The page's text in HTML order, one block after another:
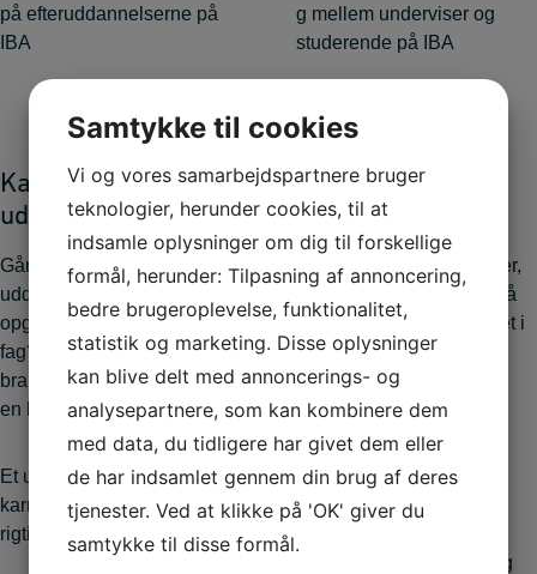
Karrieremøde &
uddannelsesplan
Går du med drømme om
uddannelse eller
opgradering inden for dit
fag? Eller har du lyst til et
brancheskifte, jobskifte eller
en helt ny karriere?
Et uforpligtende
karrieremøde kan være det
rigtige for dig.
Realkompetence­
vurdering
Har du viden og erfaringer,
men aldrig fået et papir på
det? Og er du interesseret i
at komme i gang med en
efteruddannelse på
akademi- eller
diplomniveau?
Så bør du overveje at få
realkompetencevurdering
Samtykke til cookies
Vi og vores samarbejdspartnere bruger
teknologier, herunder cookies, til at
indsamle oplysninger om dig til forskellige
formål, herunder: Tilpasning af annoncering,
bedre brugeroplevelse, funktionalitet,
statistik og marketing. Disse oplysninger
kan blive delt med annoncerings- og
analysepartnere, som kan kombinere dem
med data, du tidligere har givet dem eller
de har indsamlet gennem din brug af deres
tjenester. Ved at klikke på 'OK' giver du
samtykke til disse formål.